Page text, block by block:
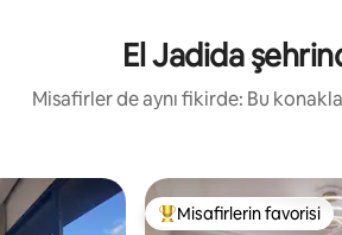
El Jadida
Misafirler de aynı fikirde: Bu
beğenilenler arasındaMisafirlerin
Misafirlerin favorisi